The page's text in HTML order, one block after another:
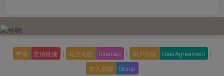
申请 友情链接 | 站点地图 Sitemap | 用户协议 UserAgreement |
加入群聊 Group